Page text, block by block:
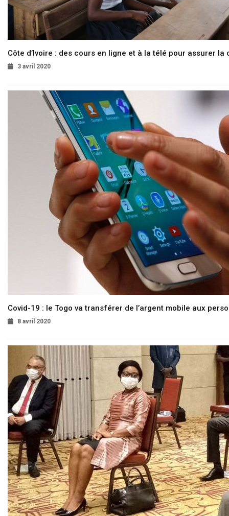
Côte d’Ivoire : des cours en ligne et à la télé pour assurer la
3 avril 2020
Covid-19 : le Togo va transférer de l’argent mobile aux
8 avril 2020